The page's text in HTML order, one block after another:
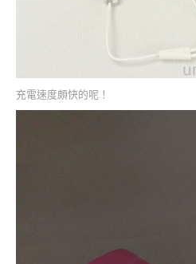
充電速度頗快的呢！